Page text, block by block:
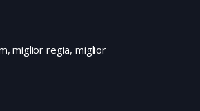
miglior regia, miglior